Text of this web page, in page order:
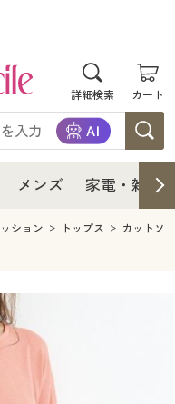
詳細検索 カート
メンズ 家電・雑貨
ション トップス カットソ